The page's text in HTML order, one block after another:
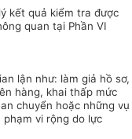
kết quả kiểm tra được
quan tại Phần VI
lận như: làm giả hồ sơ,
hàng, khai thấp mức
chuyển hoặc những vụ
vi rộng do lực